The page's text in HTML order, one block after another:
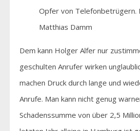
Opfer von Telefonbetrügern.
Matthias Damm
Dem kann Holger Alfer nur
geschulten Anrufer wirken
machen Druck durch lange und
Anrufe. Man kann nicht genug
Schadenssumme von über 2,5